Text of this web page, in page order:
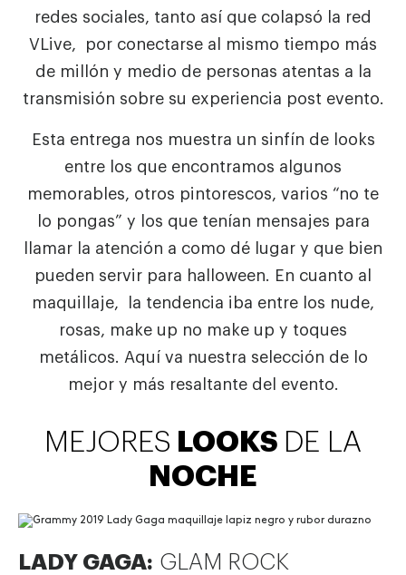
redes sociales, tanto así que colapsó la red
VLive, por conectarse al mismo tiempo más
de millón y medio de personas atentas a la
transmisión sobre su experiencia post evento.
Esta entrega nos muestra un sinfín de looks
entre los que encontramos algunos
memorables, otros pintorescos, varios “no te
lo pongas” y los que tenían mensajes para
llamar la atención a como dé lugar y que bien
pueden servir para halloween. En cuanto al
maquillaje, la tendencia iba entre los nude,
rosas, make up no make up y toques
metálicos. Aquí va nuestra selección de lo
mejor y más resaltante del evento.
MEJORES LOOKS DE LA
NOCHE
LADY GAGA: GLAM ROCK